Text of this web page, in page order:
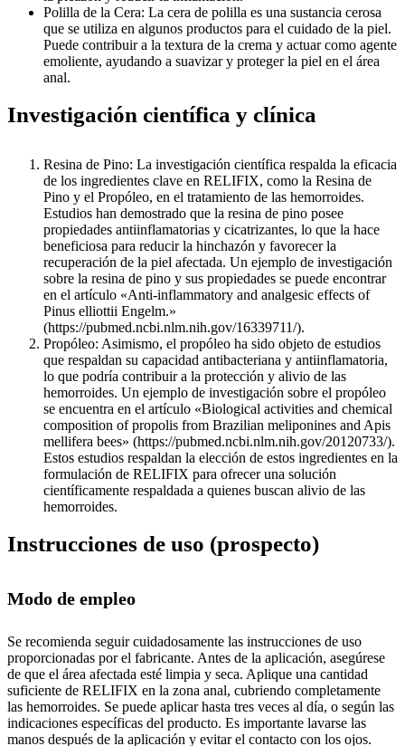
Polilla de la Cera: La cera de polilla es una sustancia cerosa
que se utiliza en algunos productos para el cuidado de la piel.
Puede contribuir a la textura de la crema y actuar como agente
emoliente, ayudando a suavizar y proteger la piel en el área
anal.
Investigación científica y clínica
Resina de Pino: La investigación científica respalda la eficacia
de los ingredientes clave en RELIFIX, como la Resina de
Pino y el Propóleo, en el tratamiento de las hemorroides.
Estudios han demostrado que la resina de pino posee
propiedades antiinflamatorias y cicatrizantes, lo que la hace
beneficiosa para reducir la hinchazón y favorecer la
recuperación de la piel afectada. Un ejemplo de investigación
sobre la resina de pino y sus propiedades se puede encontrar
en el artículo «Anti-inflammatory and analgesic effects of
Pinus elliottii Engelm.»
(https://pubmed.ncbi.nlm.nih.gov/16339711/).
Propóleo: Asimismo, el propóleo ha sido objeto de estudios
que respaldan su capacidad antibacteriana y antiinflamatoria,
lo que podría contribuir a la protección y alivio de las
hemorroides. Un ejemplo de investigación sobre el propóleo
se encuentra en el artículo «Biological activities and chemical
composition of propolis from Brazilian meliponines and Apis
mellifera bees» (https://pubmed.ncbi.nlm.nih.gov/20120733/).
Estos estudios respaldan la elección de estos ingredientes en la
formulación de RELIFIX para ofrecer una solución
científicamente respaldada a quienes buscan alivio de las
hemorroides.
Instrucciones de uso (prospecto)
Modo de empleo
Se recomienda seguir cuidadosamente las instrucciones de uso
proporcionadas por el fabricante. Antes de la aplicación, asegúrese
de que el área afectada esté limpia y seca. Aplique una cantidad
suficiente de RELIFIX en la zona anal, cubriendo completamente
las hemorroides. Se puede aplicar hasta tres veces al día, o según las
indicaciones específicas del producto. Es importante lavarse las
manos después de la aplicación y evitar el contacto con los ojos.